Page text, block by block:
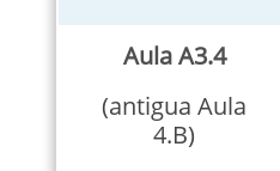
Aula A3.4
(antigua Aula
4.B)